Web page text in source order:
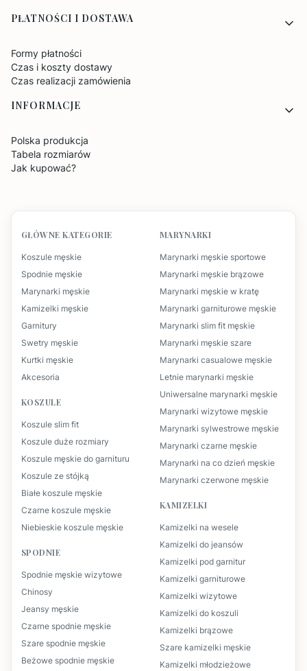
PŁATNOŚCI I DOSTAWA
Formy płatności
Czas i koszty dostawy
Czas realizacji zamówienia
INFORMACJE
Polska produkcja
Tabela rozmiarów
Jak kupować?
GŁÓWNE KATEGORIE
Koszule męskie
Spodnie męskie
Marynarki męskie
Kamizelki męskie
Garnitury
Swetry męskie
Kurtki męskie
Akcesoria
KOSZULE
Koszule slim fit
Koszule duże rozmiary
Koszule męskie do garnituru
Koszule ze stójką
Białe koszule męskie
Czarne koszule męskie
Niebieskie koszule męskie
SPODNIE
Spodnie męskie wizytowe
Chinosy
Jeansy męskie
Czarne spodnie męskie
Szare spodnie męskie
Beżowe spodnie męskie
MARYNARKI
Marynarki męskie sportowe
Marynarki męskie brązowe
Marynarki męskie w kratę
Marynarki garniturowe męskie
Marynarki slim fit męskie
Marynarki męskie szare
Marynarki casualowe męskie
Letnie marynarki męskie
Uniwersalne marynarki męskie
Marynarki wizytowe męskie
Marynarki sylwestrowe męskie
Marynarki czarne męskie
Marynarki na co dzień męskie
Marynarki czerwone męskie
KAMIZELKI
Kamizelki na wesele
Kamizelki do jeansów
Kamizelki pod garnitur
Kamizelki garniturowe
Kamizelki wizytowe
Kamizelki do koszuli
Kamizelki brązowe
Szare kamizelki męskie
Kamizelki młodzieżowe